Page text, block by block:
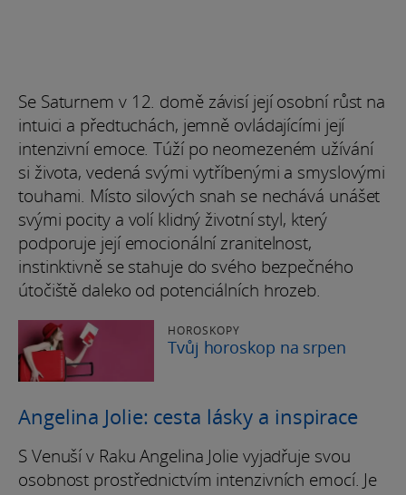
Se Saturnem v 12. domě závisí její osobní růst na
intuici a předtuchách, jemně ovládajícími její
intenzivní emoce. Túží po neomezeném užívání
si života, vedená svými vytříbenými a smyslovými
touhami. Místo silových snah se nechává unášet
svými pocity a volí klidný životní styl, který
podporuje její emocionální zranitelnost,
instinktivně se stahuje do svého bezpečného
útočiště daleko od potenciálních hrozeb.
HOROSKOPY
Tvůj horoskop na srpen
Angelina Jolie: cesta lásky a inspirace
S Venuší v Raku Angelina Jolie vyjadřuje svou
osobnost prostřednictvím intenzivních emocí. Je